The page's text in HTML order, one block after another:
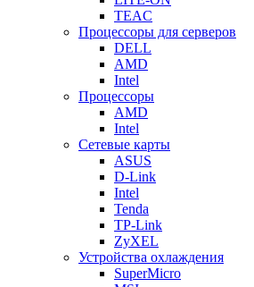
TEAC
Процессоры для серверов
DELL
AMD
Intel
Процессоры
AMD
Intel
Сетевые карты
ASUS
D-Link
Intel
Tenda
TP-Link
ZyXEL
Устройства охлаждения
SuperMicro